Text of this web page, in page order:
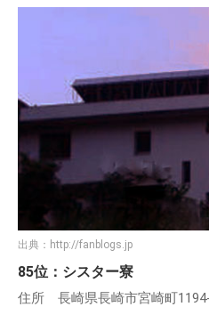
出典： http://fanblogs.jp
85位：シスター寮
住所 長崎県長崎市宮崎町